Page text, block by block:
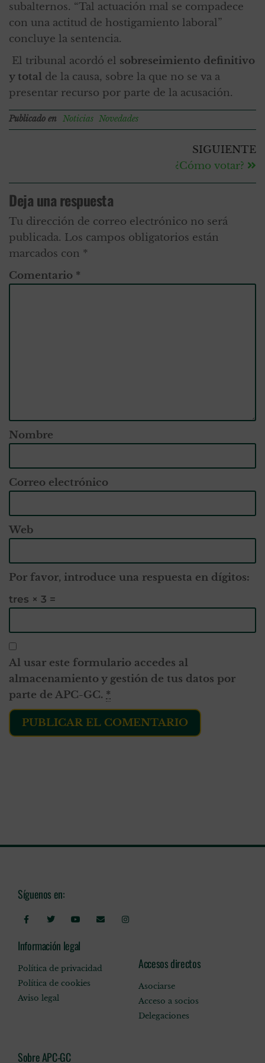
subalternos. “Tal actuación mal se compadece
con una actitud de hostigamiento laboral”
concluye la sentencia.
El tribunal acordó el sobreseimiento definitivo
y total de la causa, sobre la que no se va a
presentar recurso por parte de la acusación.
Publicado en Noticias Novedades
SIGUIENTE
¿Cómo votar?
Deja una respuesta
Tu dirección de correo electrónico no será
publicada. Los campos obligatorios están
marcados con *
Comentario *
Nombre
Correo electrónico
Web
Por favor, introduce una respuesta en dígitos:
tres × 3 =
Al usar este formulario accedes al
almacenamiento y gestión de tus datos por
parte de APC-GC. *
Síguenos en:
Información legal
Política de privacidad
Política de cookies
Aviso legal
Accesos directos
Asociarse
Acceso a socios
Delegaciones
Sobre APC-GC